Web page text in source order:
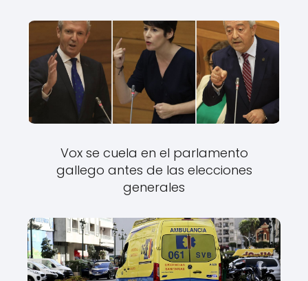
Vox se cuela en el parlamento
gallego antes de las elecciones
generales